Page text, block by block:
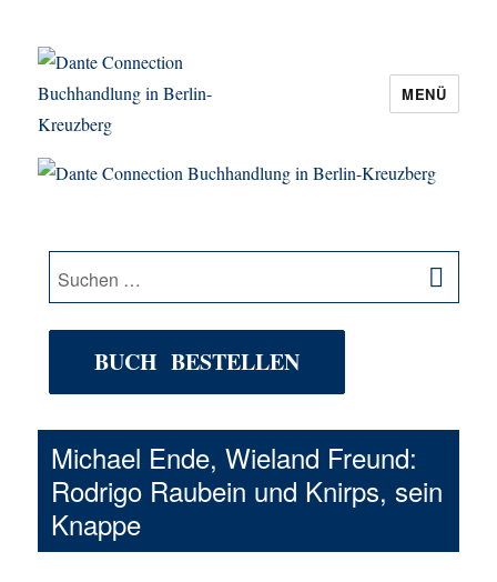
Dante Connection Buchhandlung in
MENÜ
Suche
nach:
BUCH BESTELLEN
Michael Ende, Wieland Freund:
Rodrigo Raubein und Knirps, sein
Knappe